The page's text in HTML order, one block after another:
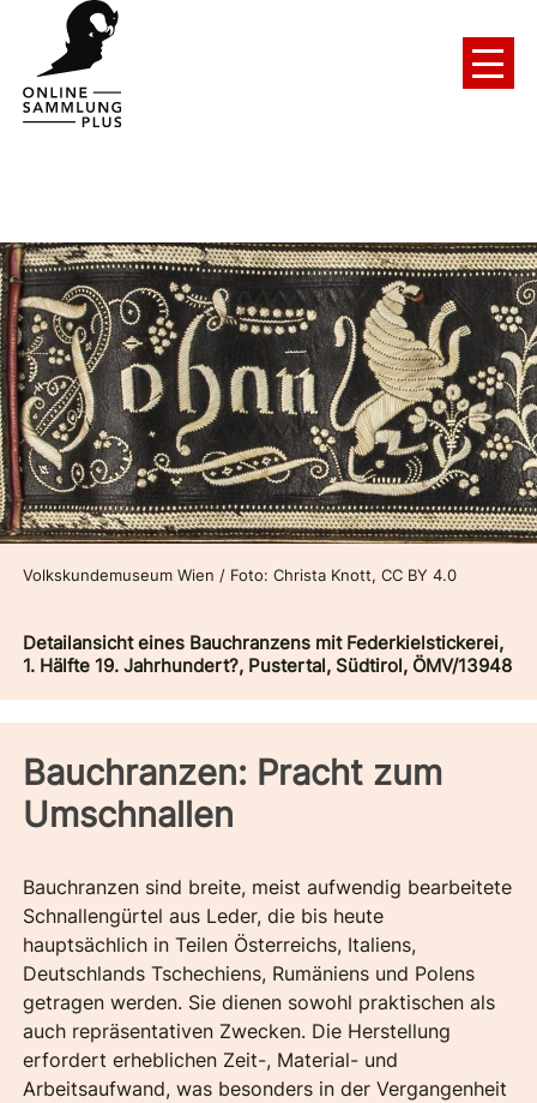
Bauchranzen: Pracht zum
Umschnallen
Bauchranzen sind breite, meist aufwendig bearbeitete
Schnallengürtel aus Leder, die bis heute
hauptsächlich in Teilen Österreichs, Italiens,
Deutschlands Tschechiens, Rumäniens und Polens
getragen werden. Sie dienen sowohl praktischen als
auch repräsentativen Zwecken. Die Herstellung
erfordert erheblichen Zeit-, Material- und
Arbeitsaufwand, was besonders in der Vergangenheit
Detailansicht eines Bauchranzens mit Federkielstickerei,
1. Hälfte 19. Jahrhundert?, Pustertal, Südtirol, ÖMV/13948
Volkskundemuseum Wien / Foto: Christa Knott, CC BY 4.0